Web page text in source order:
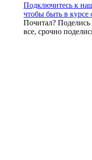
Подключитесь к
чтобы быть в
Почитал?
все, срочно